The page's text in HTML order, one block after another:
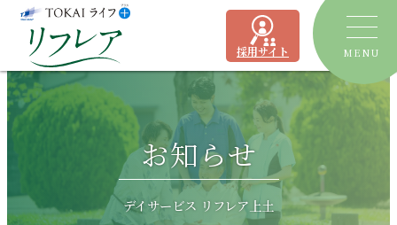
採用サイト MENU
トピックス
デイサービス
ショートステイ リフレア聖一色
お知らせ
デイサービス リフレア上土